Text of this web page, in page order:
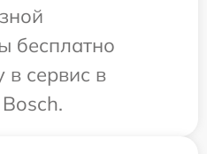
бесплатно
в сервис в